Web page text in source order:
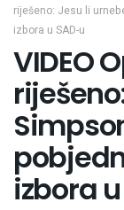
riješeno: Jesu li
izbora u SAD-u
VIDEO
izbora